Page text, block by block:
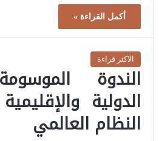
أكمل القراءة »
الاكثر قراءة
الندوة
الدولية
النظام العالمي